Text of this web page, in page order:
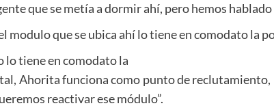
que se metía a dormir ahí, pero hemos
modulo que se ubica ahí lo tiene en comodato
lo tiene en comodato la
Ahorita funciona como punto de
reactivar ese módulo”.